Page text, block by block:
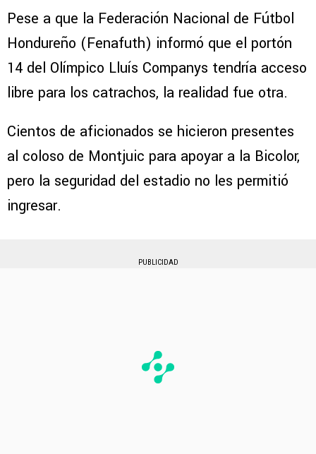
Pese a que la Federación Nacional de Fútbol
Hondureño (Fenafuth) informó que el portón
14 del Olímpico Lluís Companys tendría acceso
libre para los catrachos, la realidad fue otra.
Cientos de aficionados se hicieron presentes
al coloso de Montjuic para apoyar a la Bicolor,
pero la seguridad del estadio no les permitió
ingresar.
PUBLICIDAD